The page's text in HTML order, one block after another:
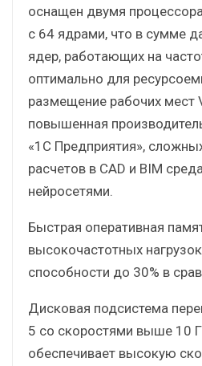
оснащен двумя
с 64 ядрами, что в сумме
ядер, работающих на
оптимально для
размещение рабочих мест
повышенная
«1С Предприятия»,
расчетов в CAD и BIM
нейросетями.
Быстрая оперативная
высокочастотных
способности до 30% в
Дисковая подсистема
5 со скоростями выше 10
обеспечивает высокую